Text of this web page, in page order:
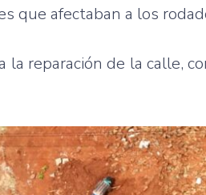
que afectaban a los
reparación de la calle,